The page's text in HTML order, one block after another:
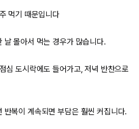
먹기 때문입니다
날 몰아서 먹는 경우가 많습니다.
심 도시락에도 들어가고, 저녁 반찬으로
반복이 계속되면 부담은 훨씬 커집니다.